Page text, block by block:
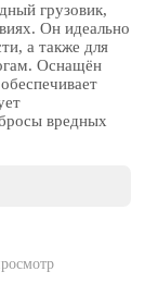
грузовик,
Он идеально
а также для
Оснащён
вредных